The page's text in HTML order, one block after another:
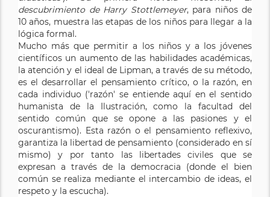
descubrimiento de Harry Stottlemeyer, para niños de
10 años, muestra las etapas de los niños para llegar a la
lógica formal.
Mucho más que permitir a los niños y a los jóvenes
científicos un aumento de las habilidades académicas,
la atención y el ideal de Lipman, a través de su método,
es el desarrollar el pensamiento crítico, o la razón, en
cada individuo ('razón' se entiende aquí en el sentido
humanista de la Ilustración, como la facultad del
sentido común que se opone a las pasiones y el
oscurantismo). Esta razón o el pensamiento reflexivo,
garantiza la libertad de pensamiento (considerado en sí
mismo) y por tanto las libertades civiles que se
expresan a través de la democracia (donde el bien
común se realiza mediante el intercambio de ideas, el
respeto y la escucha).